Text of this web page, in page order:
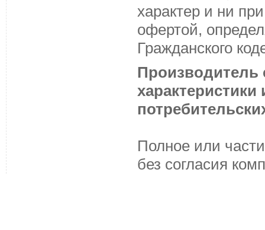
характер и ни
офертой,
Гражданского
Производитель
Полное или
без согласия